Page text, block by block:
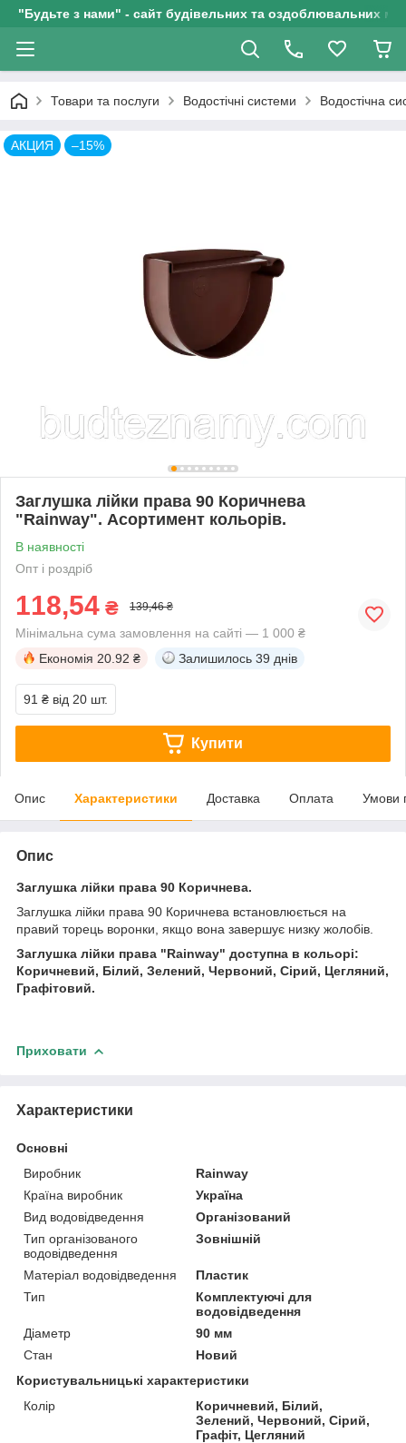
"Будьте з нами" - сайт будівельних та оздоблювальних
Товари та послуги Водостічні системи Водостічна
АКЦИЯ –15%
Заглушка лійки права 90 Коричнева
"Rainway". Асортимент кольорів.
В наявності
Опт і роздріб
118,54 ₴ 139,46 ₴
Мінімальна сума замовлення на сайті — 1 000 ₴
Економія 20.92 ₴ Залишилось 39 днів
91 ₴ від 20 шт.
Купити
Опис Характеристики Доставка Оплата Умови
Опис
Заглушка лійки права 90 Коричнева.
Заглушка лійки права 90 Коричнева встановлюється на
правий торець воронки, якщо вона завершує низку жолобів.
Заглушка лійки права "Rainway" доступна в кольорі:
Коричневий, Білий, Зелений, Червоний, Сірий, Цегляний,
Графітовий.
Приховати
Характеристики
Основні
Виробник
Rainway
Країна виробник
Україна
Вид водовідведення
Організований
Тип організованого
водовідведення
Зовнішній
Матеріал водовідведення
Пластик
Тип
Комплектуючі для
водовідведення
Діаметр
90 мм
Стан
Новий
Користувальницькі характеристики
Колір
Коричневий, Білий,
Зелений, Червоний, Сірий,
Графіт, Цегляний